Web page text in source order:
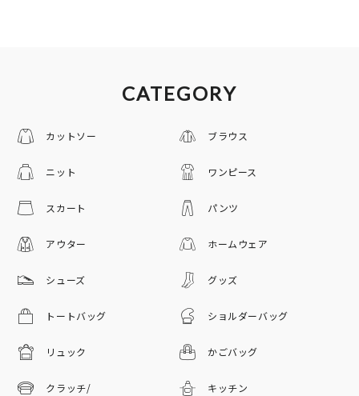
CATEGORY
カットソー ブラウス
ニット ワンピース
スカート パンツ
アウター ホームウェア
シューズ グッズ
トートバッグ ショルダーバッグ
リュック かごバッグ
クラッチ/
キッチン